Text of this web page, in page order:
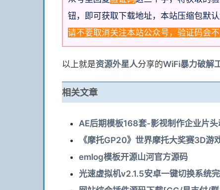
钮，即可获取下载地址 ，本站压缩包默
请不要取消关注本站公众号，验证码会不
以上就是资源外星人分享的WiFi暴力破解
相关文章
AE后期模板168套-影视制作企业片
《摩托GP20》世界摩托大奖赛3D游
emlog模板开源山河官方源码
光速虚拟机v2.1.5安卓一键切换系统